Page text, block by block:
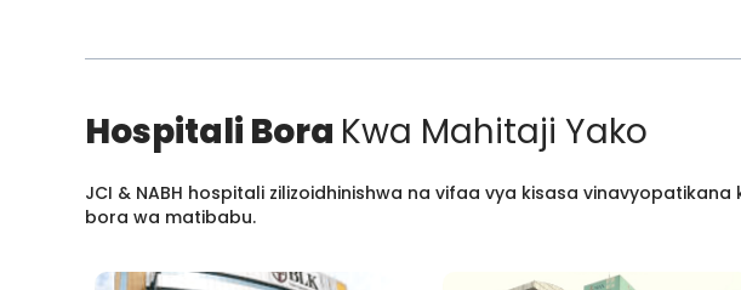
Hospitali Bora Kwa Mahitaji Yako
JCI & NABH hospitali zilizoidhinishwa na vifaa vya kisasa
bora wa matibabu.